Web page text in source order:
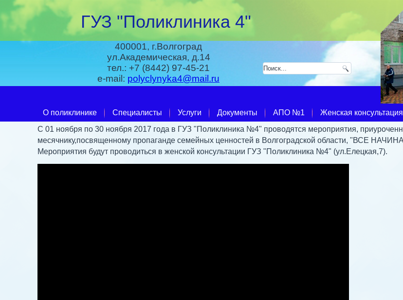
ГУЗ "Поликлиника 4"
400001, г.Волгоград
ул.Академическая, д.14
тел.: +7 (8442) 97-45-21
e-mail: polyclynyka4@mail.ru
О поликлинике Специалисты Услуги Документы АПО №1 Женская консультация
С 01 ноября по 30 ноября 2017 года в ГУЗ "Поликлиника №4" проводятся мероприятия,
месячнику,посвященному пропаганде семейных ценностей в Волгоградской области, "ВСЕ
Мероприятия будут проводиться в женской консультации ГУЗ "Поликлиника №4" (ул.Елецкая,7).